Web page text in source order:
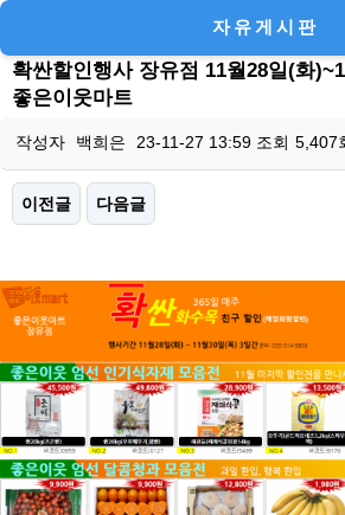
자유게시판
확싼할인행사 장유점 11월28일(화
좋은이웃마트
작성자 백희은 23-11-27 13:59조회 5,407
이전글 다음글
본문